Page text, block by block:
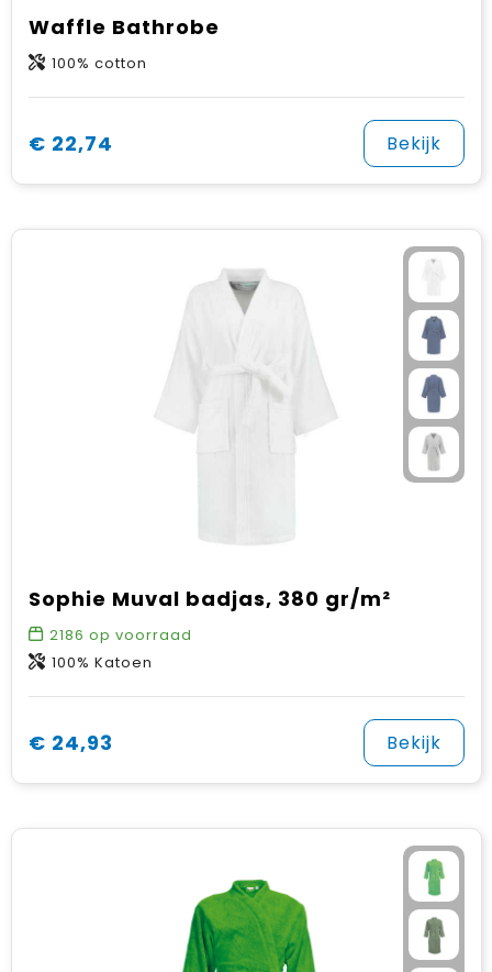
Waffle Bathrobe
100% cotton
€ 22,74 Bekijk
Sophie Muval badjas, 380 gr/m²
2186 op voorraad
100% Katoen
€ 24,93 Bekijk